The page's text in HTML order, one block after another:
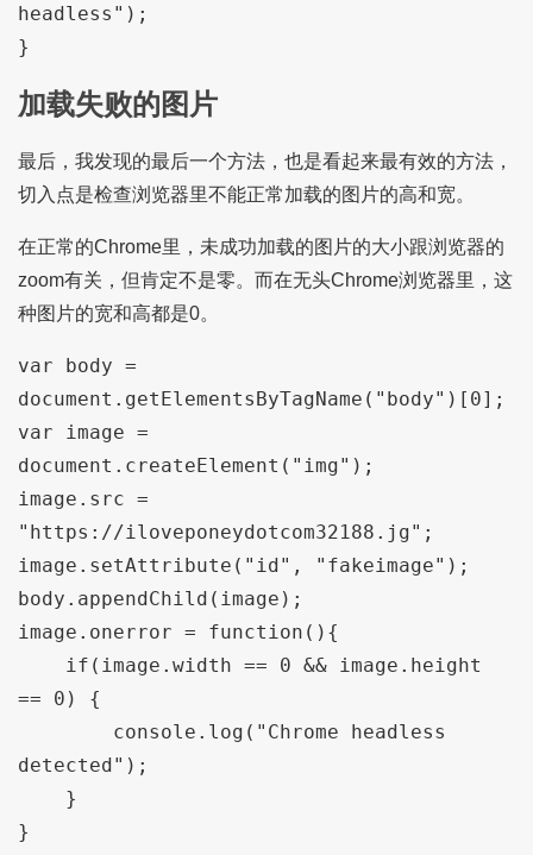
headless");
}
加载失败的图片
最后，我发现的最后一个方法，也是看起来最有效的方法，
切入点是检查浏览器里不能正常加载的图片的高和宽。
在正常的Chrome里，未成功加载的图片的大小跟浏览器的
zoom有关，但肯定不是零。而在无头Chrome浏览器里，这
种图片的宽和高都是0。
var body =
document.getElementsByTagName("body")[0];
var image =
document.createElement("img");
image.src =
"https://iloveponeydotcom32188.jg";
image.setAttribute("id", "fakeimage");
body.appendChild(image);
image.onerror = function(){
== 0) {
detected");
}